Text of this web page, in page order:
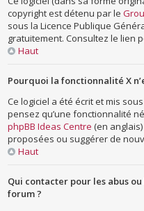
copyright est détenu par le
sous la Licence Publique
gratuitement. Consultez le lien
Haut
Pourquoi la fonctionnalité X
Ce logiciel a été écrit et mis
pensez qu’une fonctionnalité
phpBB Ideas Centre (en
proposées ou suggérer de
Haut
Qui contacter pour les abus
forum ?